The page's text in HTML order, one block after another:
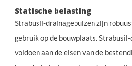
Statische belasting
Strabusil-drainagebuizen zijn
gebruik op de bouwplaats.
voldoen aan de eisen van de